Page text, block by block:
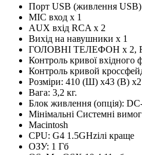
Порт USB (живлення USB)
MIC вход х 1
AUX вхід RCA x 2
Вихід на навушники х 1
ГОЛОВНІ ТЕЛЕФОН x 2,
Контроль кривої вхідного
Контроль кривой
Розміри: 410 (Ш) x43 (В)
Вага: 3,2 кг.
Блок живлення (опція):
Мінімальні Системні
Macintosh
CPU: G4 1.5GHzілі краще
ОЗУ: 1 Гб